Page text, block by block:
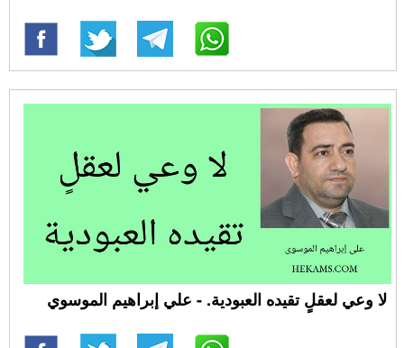
لا وعي لعقلٍ تقيده العبودية. - علي إبراهيم الموسوي